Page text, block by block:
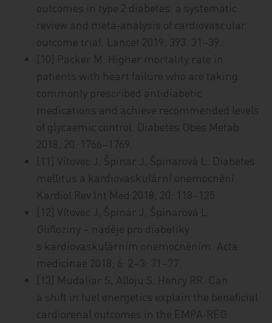
outcomes in type 2 diabetes: a systematic
review and meta‑analysis of cardiovascular
outcome trial. Lancet 2019; 393: 31–39.
[10] Packer M. Higher mortality rate in
patients with heart failure who are taking
commonly prescribed antidiabetic
medications and achieve recommended levels
of glycaemic control. Diabetes Obes Metab
2018; 20: 1766–1769.
[11] Vítovec J, Špinar J, Špinarová L. Diabetes
mellitus a kardiovaskulární onemocnění.
Kardiol Rev Int Med 2018; 20: 118–125.
[12] Vítovec J, Špinar J, Špinarová L.
Glifloziny – naděje pro diabetiky
s kardiovaskulárním onemocněním. Acta
medicinae 2018; 6: 2–3: 71–77.
[13] Mudaliar S, Alloju S, Henry RR. Can
a shift in fuel energetics explain the beneficial
cardiorenal outcomes in the EMPA‑REG